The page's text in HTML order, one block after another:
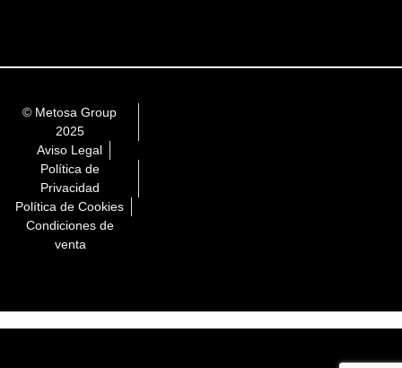
© Metosa Group
2025
Aviso Legal
Política de
Privacidad
Política de Cookies
Condiciones de
venta